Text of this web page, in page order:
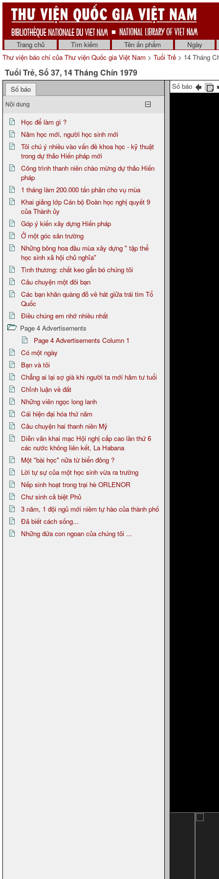
Trang chủ Tìm kiếm Tên ấn phẩm
Ngày
Thư viện báo chí của Thư viện Quốc gia Việt Nam > Tuổi Trẻ > 14 Tháng
Tuổi Trẻ, Số 37, 14 Tháng Chín 1979
Số báo
Nội dung
Học để làm gì ?
Năm học mới, người học sinh mới
Tôi chú ý nhiều vào vấn đề khoa học - kỹ thuật
trong dự thảo Hiến pháp mới
Công trình thanh niên chào mừng dự thảo Hiến
pháp
1 tháng làm 200.000 tấn phân cho vụ mùa
Khai giảng lớp Cán bộ Đoàn học nghị quyết 9
của Thành ủy
Góp ý kiến xây dựng Hiến pháp
Ở một góc sân trường
Những bông hoa đầu mùa xây dựng " tập thể
học sinh xã hội chủ nghĩa"
Tình thương: chất keo gắn bó chúng tôi
Câu chuyện một đôi bạn
Các bạn khăn quàng đỏ về hát giữa trái tim Tổ
Quốc
Điều chúng em nhớ nhiều nhất
Page 4 Advertisements
Page 4 Advertisements Column 1
Có một ngày
Bạn và tôi
Chẳng ai lại sợ già khi người ta mới hăm tư tuổi
Chỉnh luận về đất
Những viên ngọc long lanh
Cái hiện đại hóa thứ năm
Câu chuyện hai thanh niên Mỹ
Diễn văn khai mạc Hội nghị cấp cao lần thứ 6
các nước không liên kết, La Habana
Một "bài học" nữa từ biển đông ?
Lời tự sự của một học sinh vừa ra trường
Nếp sinh hoạt trong trại hè ORLENOR
Chư sinh cả biệt Phủ
3 năm, 1 đội ngũ mới niềm tự hào của thành phố
Đã biết cách sống...
Những đứa con ngoan của chúng tôi ...
Số báo